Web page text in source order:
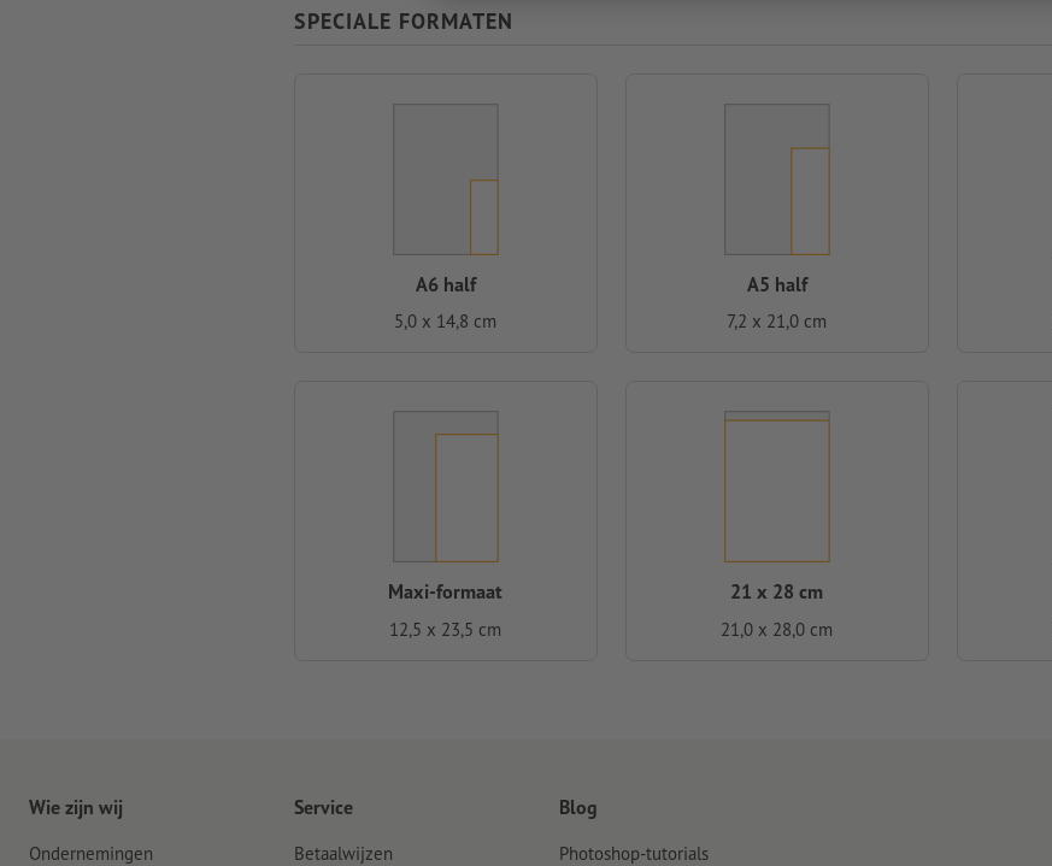
SPECIALE FORMATEN
A6 half
5,0 x 14,8 cm
A5 half
7,2 x 21,0 cm
Maxi-formaat
12,5 x 23,5 cm
21 x 28 cm
21,0 x 28,0 cm
Wie zijn wij
Ondernemingen
Service
Betaalwijzen
Blog
Photoshop-tutorials